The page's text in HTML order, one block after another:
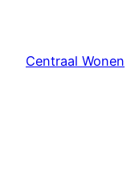
Centraal Wonen